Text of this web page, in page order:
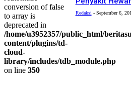
conversion of false
to array is
deprecated in
/home/u3952357/public_html/
content/plugins/td-
cloud-
library/includes/tdb_module.php
on line 350
Redaksi - September 6,